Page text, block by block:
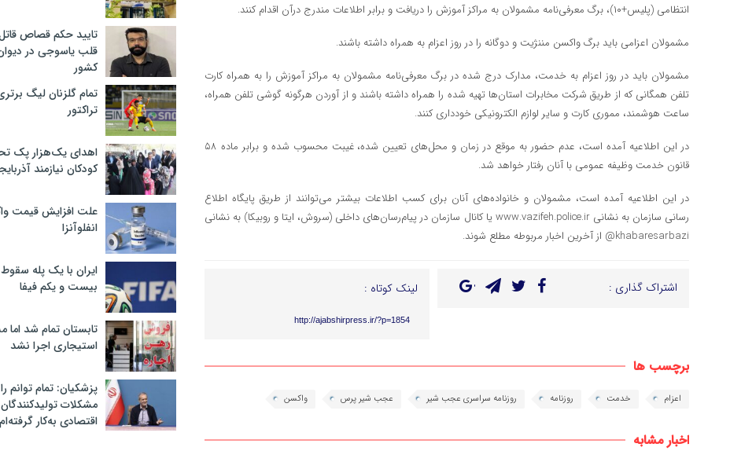
انتظامی (پلیس+۱۰)، برگ معرفی‌نامه مشمولان به مراکز آموزش را دریافت و برابر اطلاعات مندرج درآن اقدام کنند.
مشمولان اعزامی باید برگ واکسن مننژیت و دوگانه را در روز اعزام به همراه داشته باشند.
مشمولان باید در روز اعزام به خدمت، مدارک درج شده در برگ معرفی‌نامه مشمولان به مراکز آموزش را به همراه کارت
تلفن همگانی که از طریق شرکت مخابرات استان‌ها تهیه شده را همراه داشته باشند و از آوردن هرگونه گوشی تلفن همراه،
ساعت هوشمند، مموری کارت و سایر لوازم الکترونیکی خودداری کنند.
در این اطلاعیه آمده است، عدم حضور به موقع در زمان و محل‌های تعیین شده، غیبت محسوب شده و برابر ماده ۵۸
قانون خدمت وظیفه عمومی با آنان رفتار خواهد شد.
در این اطلاعیه آمده است، مشمولان و خانواده‌های آنان برای کسب اطلاعات بیشتر می‌توانند از طریق پایگاه اطلاع
رسانی سازمان به نشانی www.vazifeh.police.ir یا کانال سازمان در پیام‌رسان‌های داخلی (سروش، ایتا و روبیکا) به نشانی
khabaresarbazi@ از آخرین اخبار مربوطه مطلع شوند.
اشتراک گذاری : لینک کوتاه :
http://ajabshirpress.ir/?p=1854
برچسب ها
اعزام خدمت روزنامه روزنامه سراسری عجب شیر عجب شیر پرس واکسن
اخبار مشابه
تایید حکم قصاص
قلب یاسوجی در
کشور
تمام گلزنان لیگ‌
تراکتور
اهدای یک‌هزار پک
کودکان نیازمند
علت افزایش قیمت
انفلوآنزا
ایران با یک پله سقوط
بیست و یکم فیفا
تابستان تمام شد
استیجاری اجرا نشد
پزشکیان: تمام توانم
مشکلات
اقتصادی به‌کار گرفته‌ام